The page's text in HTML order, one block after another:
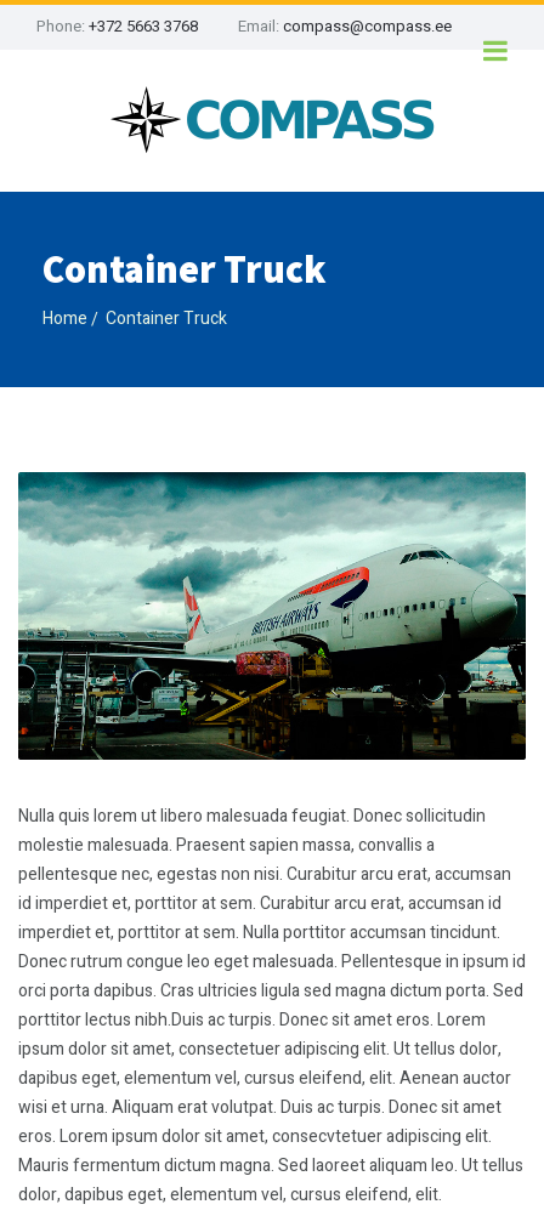
Phone: +372 5663 3768 Email: compass@compass.ee
Container Truck
Home Container Truck
Nulla quis lorem ut libero malesuada feugiat. Donec sollicitudin
molestie malesuada. Praesent sapien massa, convallis a
pellentesque nec, egestas non nisi. Curabitur arcu erat, accumsan
id imperdiet et, porttitor at sem. Curabitur arcu erat, accumsan id
imperdiet et, porttitor at sem. Nulla porttitor accumsan tincidunt.
Donec rutrum congue leo eget malesuada. Pellentesque in ipsum id
orci porta dapibus. Cras ultricies ligula sed magna dictum porta. Sed
porttitor lectus nibh.Duis ac turpis. Donec sit amet eros. Lorem
ipsum dolor sit amet, consectetuer adipiscing elit. Ut tellus dolor,
dapibus eget, elementum vel, cursus eleifend, elit. Aenean auctor
wisi et urna. Aliquam erat volutpat. Duis ac turpis. Donec sit amet
eros. Lorem ipsum dolor sit amet, consecvtetuer adipiscing elit.
Mauris fermentum dictum magna. Sed laoreet aliquam leo. Ut tellus
dolor, dapibus eget, elementum vel, cursus eleifend, elit.